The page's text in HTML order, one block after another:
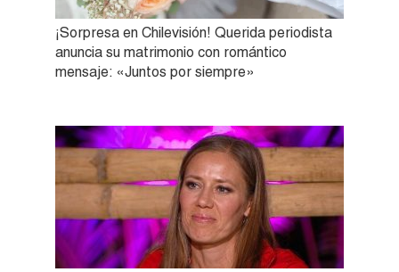
¡Sorpresa en Chilevisión! Querida periodista
anuncia su matrimonio con romántico
mensaje: «Juntos por siempre»